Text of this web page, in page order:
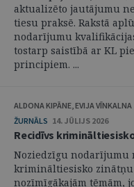
aktualizēto jautājumu
tiesu praksē. Rakstā
nodarījumu
tostarp saistībā ar KL
principiem. ...
ALDONA KIPĀNE, EVIJA VĪNKALNA
ŽURNĀLS 14. JŪLIJS 2026
Recidīvs
Noziedzīgu nodarījumu
krimināltiesisko
nozīmīgākajām tēmām,